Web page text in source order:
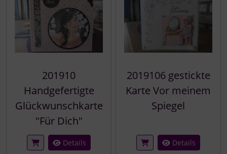
201910
Handgefertigte
Glückwunschkarte
"Für Dich"
Details
2019106 gestickte
Karte Vor meinem
Spiegel
Details